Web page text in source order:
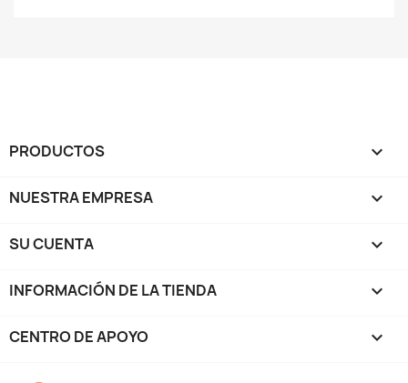
PRODUCTOS 
NUESTRA EMPRESA 
SU CUENTA 
INFORMACIÓN DE LA TIENDA keyboard_arrow_down
CENTRO DE APOYO 